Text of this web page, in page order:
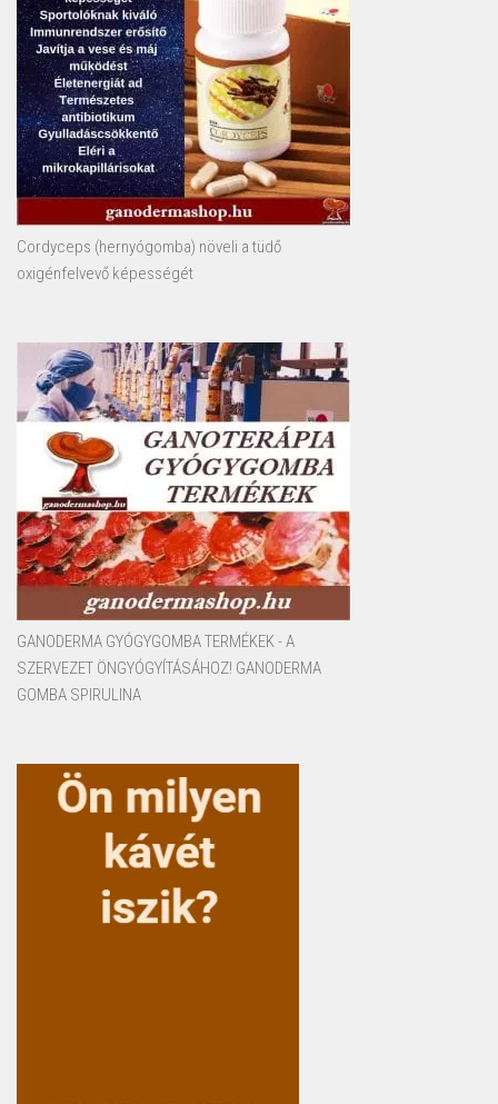
Cordyceps (hernyógomba) növeli a tüdő
oxigénfelvevő képességét
GANODERMA GYÓGYGOMBA TERMÉKEK - A
SZERVEZET ÖNGYÓGYÍTÁSÁHOZ! GANODERMA
GOMBA SPIRULINA